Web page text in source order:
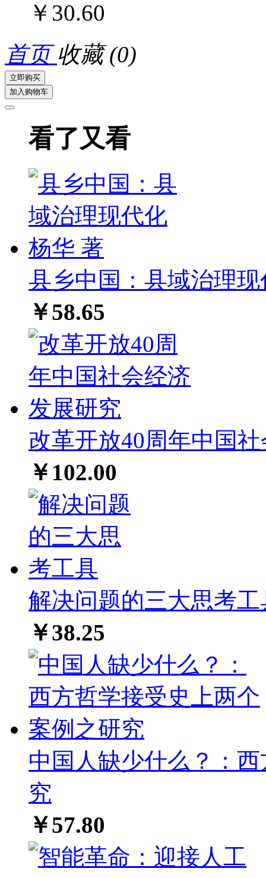
￥30.60
首页 收藏 (0)
立即购买
加入购物车
看了又看
县乡中国：县域治理
￥58.65
改革开放40周年中国
￥102.00
解决问题的三大思考工
￥38.25
中国人缺少什么？：
究
￥57.80